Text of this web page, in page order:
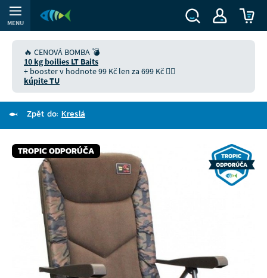
MENU
🔥 CENOVÁ BOMBA 💣
10 kg boilies LT Baits
+ booster v hodnote 99 Kč len za 699 Kč 👉🏻
kúpite TU
Zpět do: Kreslá
TROPIC ODPORÚČA